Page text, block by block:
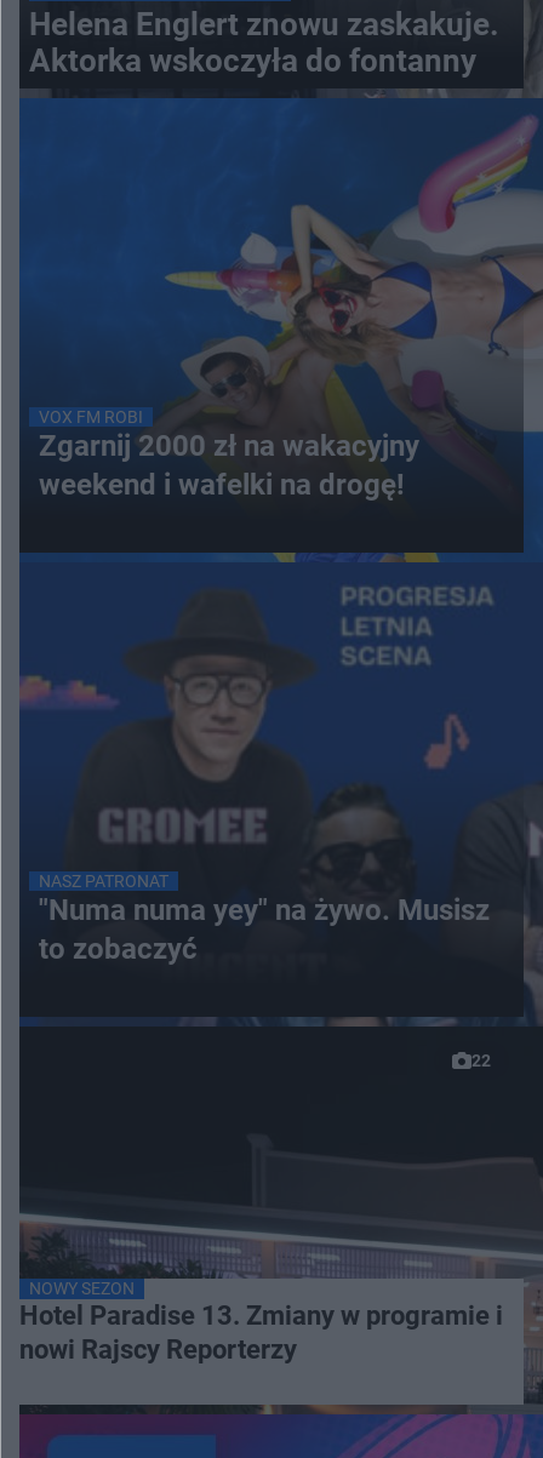
Helena Englert znowu zaskakuje.
Aktorka wskoczyła do fontanny
VOX FM ROBI
Zgarnij 2000 zł na wakacyjny
weekend i wafelki na drogę!
NASZ PATRONAT
"Numa numa yey" na żywo. Musisz
to zobaczyć
22
NOWY SEZON
Hotel Paradise 13. Zmiany w programie i
nowi Rajscy Reporterzy